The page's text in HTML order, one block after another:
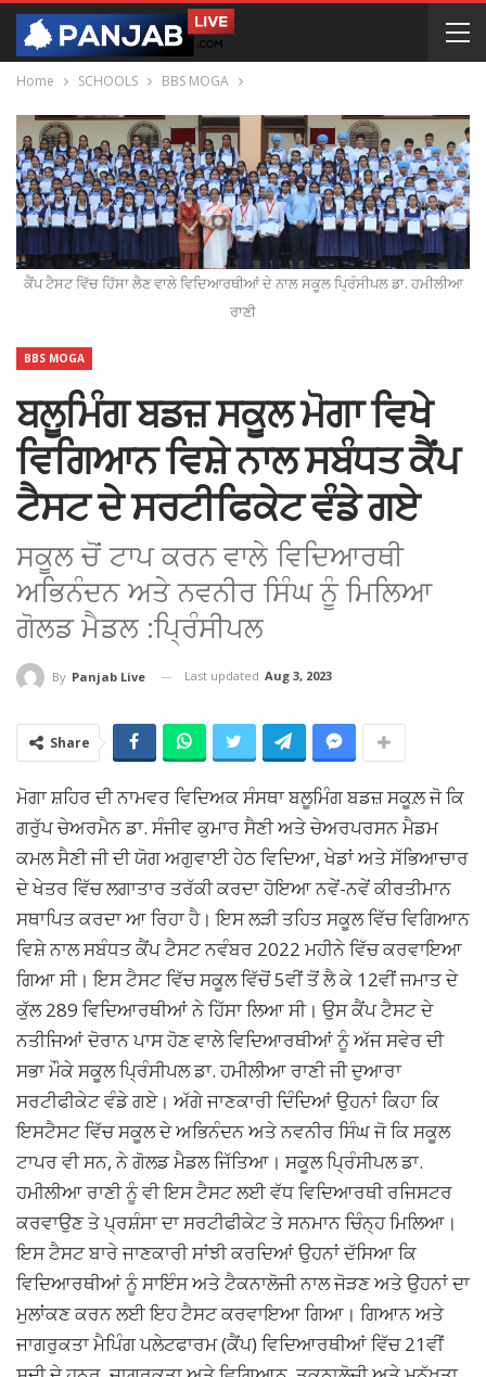
Home SCHOOLS BBS MOGA
ਕੈਂਪ ਟੈਸਟ ਵਿੱਚ ਹਿੱਸਾ ਲੈਣ ਵਾਲੇ ਵਿਦਿਆਰਥੀਆਂ ਦੇ ਨਾਲ ਸਕੂਲ ਪ੍ਰਿੰਸੀਪਲ ਡਾ. ਹਮੀਲੀਆ
ਰਾਣੀ
BBS MOGA
ਬਲੂਮਿੰਗ ਬਡਜ਼ ਸਕੂਲ ਮੋਗਾ ਵਿਖੇ
ਵਿਗਿਆਨ ਵਿਸ਼ੇ ਨਾਲ ਸਬੰਧਤ ਕੈਂਪ
ਟੈਸਟ ਦੇ ਸਰਟੀਫਿਕੇਟ ਵੰਡੇ ਗਏ
ਸਕੂਲ ਚੋਂ ਟਾਪ ਕਰਨ ਵਾਲੇ ਵਿਦਿਆਰਥੀ
ਅਭਿਨੰਦਨ ਅਤੇ ਨਵਨੀਰ ਸਿੰਘ ਨੂੰ ਮਿਲਿਆ
ਗੋਲਡ ਮੈਡਲ :ਪ੍ਰਿੰਸੀਪਲ
By Panjab Live Last updated Aug 3, 2023
Share
ਮੋਗਾ ਸ਼ਹਿਰ ਦੀ ਨਾਮਵਰ ਵਿਦਿਅਕ ਸੰਸਥਾ ਬਲੂਮਿੰਗ ਬਡਜ਼ ਸਕੂਲ਼ ਜੋ ਕਿ
ਗਰੁੱਪ ਚੇਅਰਮੈਨ ਡਾ. ਸੰਜੀਵ ਕੁਮਾਰ ਸੈਣੀ ਅਤੇ ਚੇਅਰਪਰਸਨ ਮੈਡਮ
ਕਮਲ ਸੈਣੀ ਜੀ ਦੀ ਯੋਗ ਅਗੁਵਾਈ ਹੇਠ ਵਿਦਿਆ, ਖੇਡਾਂ ਅਤੇ ਸੱਭਿਆਚਾਰ
ਦੇ ਖੇਤਰ ਵਿੱਚ ਲਗਾਤਾਰ ਤਰੱਕੀ ਕਰਦਾ ਹੋਇਆ ਨਵੇਂ-ਨਵੇਂ ਕੀਰਤੀਮਾਨ
ਸਥਾਪਿਤ ਕਰਦਾ ਆ ਰਿਹਾ ਹੈ। ਇਸ ਲੜੀ ਤਹਿਤ ਸਕੂਲ ਵਿੱਚ ਵਿਗਿਆਨ
ਵਿਸ਼ੇ ਨਾਲ ਸਬੰਧਤ ਕੈਂਪ ਟੈਸਟ ਨਵੰਬਰ 2022 ਮਹੀਨੇ ਵਿੱਚ ਕਰਵਾਇਆ
ਗਿਆ ਸੀ। ਇਸ ਟੈਸਟ ਵਿੱਚ ਸਕੂਲ ਵਿੱਚੋਂ 5ਵੀਂ ਤੋਂ ਲੈ ਕੇ 12ਵੀਂ ਜਮਾਤ ਦੇ
ਕੁੱਲ 289 ਵਿਦਿਆਰਥੀਆਂ ਨੇ ਹਿੱਸਾ ਲਿਆ ਸੀ। ਉਸ ਕੈਂਪ ਟੈਸਟ ਦੇ
ਨਤੀਜਿਆਂ ਦੋਰਾਨ ਪਾਸ ਹੋਣ ਵਾਲੇ ਵਿਦਿਆਰਥੀਆਂ ਨੂੰ ਅੱਜ ਸਵੇਰ ਦੀ
ਸਭਾ ਮੌਕੇ ਸਕੂਲ ਪ੍ਰਿੰਸੀਪਲ ਡਾ. ਹਮੀਲੀਆ ਰਾਣੀ ਜੀ ਦੁਆਰਾ
ਸਰਟੀਫੀਕੇਟ ਵੰਡੇ ਗਏ। ਅੱਗੇ ਜਾਣਕਾਰੀ ਦਿੰਦਿਆਂ ਉਹਨਾਂ ਕਿਹਾ ਕਿ
ਇਸਟੈਸਟ ਵਿੱਚ ਸਕੂਲ ਦੇ ਅਭਿਨੰਦਨ ਅਤੇ ਨਵਨੀਰ ਸਿੰਘ ਜੋ ਕਿ ਸਕੂਲ
ਟਾਪਰ ਵੀ ਸਨ, ਨੇ ਗੋਲਡ ਮੈਡਲ ਜਿੱਤਿਆ। ਸਕੂਲ ਪ੍ਰਿੰਸੀਪਲ ਡਾ.
ਹਮੀਲੀਆ ਰਾਣੀ ਨੂੰ ਵੀ ਇਸ ਟੈਸਟ ਲਈ ਵੱਧ ਵਿਦਿਆਰਥੀ ਰਜਿਸਟਰ
ਕਰਵਾਉਣ ਤੇ ਪ੍ਰਸ਼ੰਸਾ ਦਾ ਸਰਟੀਫੀਕੇਟ ਤੇ ਸਨਮਾਨ ਚਿੰਨ੍ਹ ਮਿਲਿਆ।
ਇਸ ਟੈਸਟ ਬਾਰੇ ਜਾਣਕਾਰੀ ਸਾਂਝੀ ਕਰਦਿਆਂ ਉਹਨਾਂ ਦੱਸਿਆ ਕਿ
ਵਿਦਿਆਰਥੀਆਂ ਨੂੰ ਸਾਇੰਸ ਅਤੇ ਟੈਕਨਾਲੋਜੀ ਨਾਲ ਜੋੜਣ ਅਤੇ ਉਹਨਾਂ ਦਾ
ਮੁਲਾਂਕਣ ਕਰਨ ਲਈ ਇਹ ਟੈਸਟ ਕਰਵਾਇਆ ਗਿਆ। ਗਿਆਨ ਅਤੇ
ਜਾਗਰੁਕਤਾ ਮੈਪਿੰਗ ਪਲੇਟਫਾਰਮ (ਕੈਂਪ) ਵਿਦਿਆਰਥੀਆਂ ਵਿੱਚ 21ਵੀਂ